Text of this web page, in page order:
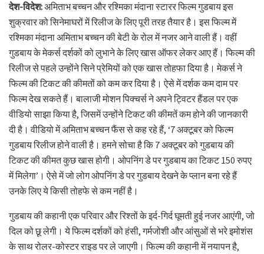
देश-विदेश:अमिताभ बच्चन और रश्मिका मंदाना स्टारर फिल्म गुडबाय इस
शुक्रवार को सिनेमाघरों में रिलीज के लिए पूरी तरह तैयार है। इस फिल्म में
रश्मिका मंदाना अमिताभ बच्चन की बेटी के रोल में नजर आने वाली हैं। वहीं
गुडबाय के मेकर्स दर्शकों को लुभाने के लिए खास ऑफर लेकर आए हैं। फिल्म की
रिलीज से पहले उन्होंने सिने प्रेमियों को एक खास तोहफा दिया है। मेकर्स ने
फिल्म की टिकट की कीमतों को कम कर दिया है। ऐसे में दर्शक कम दाम पर
फिल्म देख सकते हैं। बालाजी मोशन पिक्चर्स ने अपने ट्विटर हैंडल पर एक
वीडियो साझा किया है, जिसमें उन्होंने टिकट की कीमतें कम होने की जानकारी
दी है। वीडियो में अमिताभ बच्चन फैंस से कह रहे हैं, ‘7 अक्टूबर को फिल्म
गुडबाय रिलीज होने वाली है। हमने सोचा है कि 7 अक्टूबर को गुडबाय की
टिकट की कीमत कुछ खास होगी। ओपनिंग डे पर गुडबाय का टिकट 150 रुपए
में मिलेगा’। ऐसे में जो लोग ओपनिंग डे पर गुडबाय देखने के प्लान बना रहे हैं
उनके लिए ये किसी तोहफे से कम नहीं है।
गुडबाय की कहानी एक परिवार और रिश्तों के इर्द-गिर्द घूमती हुई नजर आएंगी, जो
दिल को छू लेगी। ये फिल्म दर्शकों को हंसी, गर्मजोशी और आंसुओं से भरे इमोशंस
के साथ रोलर-कोस्टर राइड पर ले जाएगी। फिल्म की कहानी में नयापन है,